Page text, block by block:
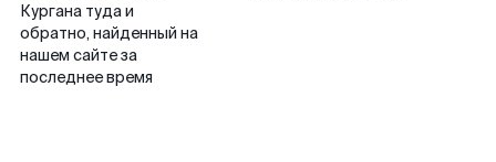
Кургана туда и
обратно, найденный на
нашем сайте за
последнее время